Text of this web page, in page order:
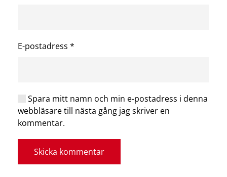
E-postadress *
Spara mitt namn och min e-postadress i denna
webbläsare till nästa gång jag skriver en
kommentar.
Skicka kommentar